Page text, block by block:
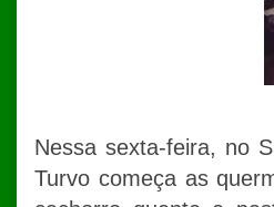
Nessa sexta-feira, no
Turvo começa as